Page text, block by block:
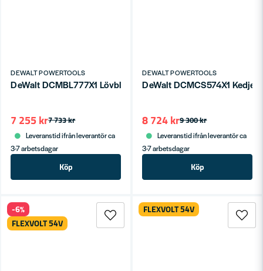
DEWALT POWERTOOLS
DeWalt DCMBL777X1 Lövblås 54V XR FLEXVOLT (1x9,0ah)
7 733 kr
7 255 kr
Leveranstid ifrån leverantör ca
3-7 arbetsdagar
Köp
DEWALT POWERTOOLS
DeWalt DCMCS574X1
9 300 kr
8 724 kr
Leveranstid ifrån leverantör ca
3-7 arbetsdagar
Köp
-6%
FLEXVOLT 54V
FLEXVOLT 54V